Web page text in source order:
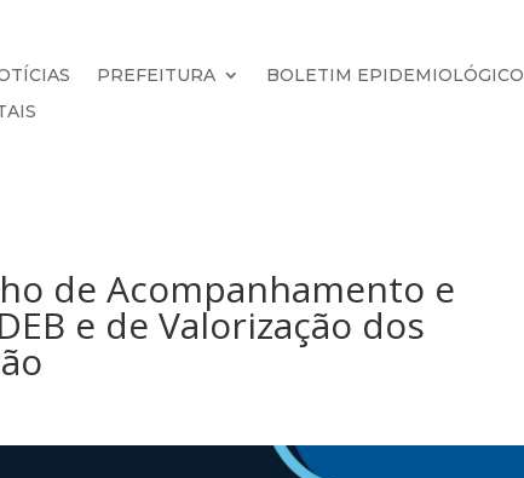
PREFEITURA BOLETIM EPIDEMIOLÓGICO
de Acompanhamento e
e de Valorização dos